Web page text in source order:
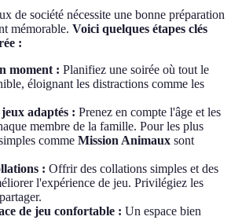
de société nécessite une bonne préparation
mémorable. Voici quelques étapes clés
:
moment : Planifiez une soirée où tout le
éloignant les distractions comme les
adaptés : Prenez en compte l'âge et les
membre de la famille. Pour les plus
comme Mission Animaux sont
: Offrir des collations simples et des
l'expérience de jeu. Privilégiez les
de jeu confortable : Un espace bien